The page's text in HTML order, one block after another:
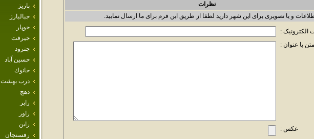
پاريز
جبالبارز
جوپار
جيرفت
چترود
حسين آباد
خانوك
درب بهشت
دهج
رابر
راور
راين
رفسنجان
نظرات
و یا تصویری برای این شهر دارید لطفا از طریق این فرم برای ما ارسال نمایید.
الکترونیک :
متن یا عنوان :
عکس :